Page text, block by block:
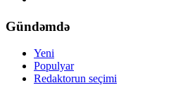
Gündəmdə
Yeni
Populyar
Redaktorun seçimi